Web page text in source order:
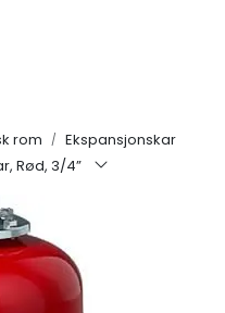
rom
Ekspansjonskar
Rød, 3/4”